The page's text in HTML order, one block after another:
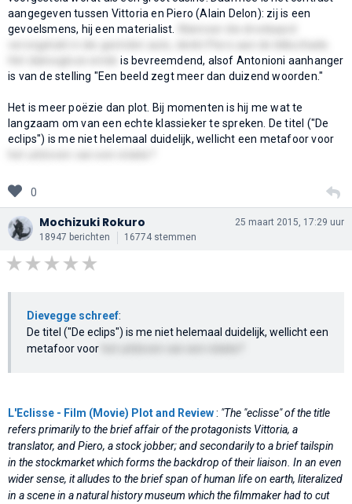
aangegeven tussen Vittoria en Piero (Alain Delon): zij is een
gevoelsmens, hij een materialist.
Het dialoogloze eindeis bevreemdend, alsof Antonioni aanhanger
is van de stelling "Een beeld zegt meer dan duizend woorden."
Het is meer poëzie dan plot. Bij momenten is hij me wat te
langzaam om van een echte klassieker te spreken. De titel ("De
eclips") is me niet helemaal duidelijk, wellicht een metafoor voor
0
Mochizuki Rokuro
18947 berichten 16774 stemmen
25 maart 2015, 17:29 uur
Dievegge schreef:
De titel ("De eclips") is me niet helemaal duidelijk, wellicht een
metafoor voor
L'Eclisse - Film (Movie) Plot and Review: "The "eclisse" of the title
refers primarily to the brief affair of the protagonists Vittoria, a
translator, and Piero, a stock jobber; and secondarily to a brief tailspin
in the stockmarket which forms the backdrop of their liaison. In an even
wider sense, it alludes to the brief span of human life on earth, literalized
in a scene in a natural history museum which the filmmaker had to cut